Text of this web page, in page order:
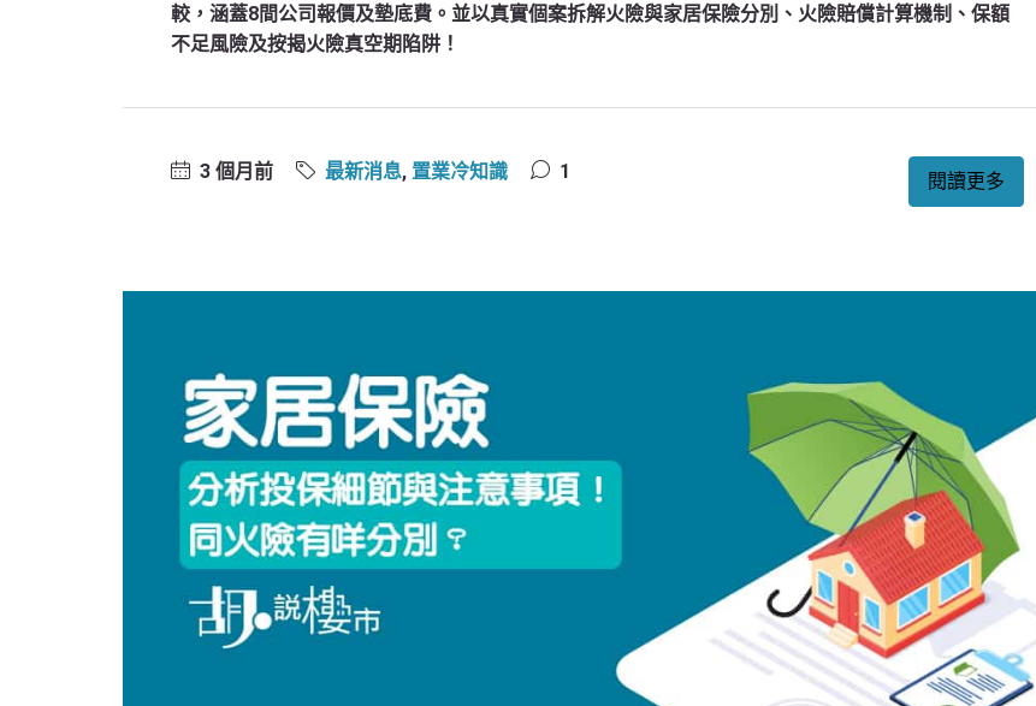
較，涵蓋8間公司報價及墊底費。並以真實個案拆解火險與家居保險分別、火險賠償計算機制、保額
不足風險及按揭火險真空期陷阱！
3 個月前 最新消息, 置業冷知識 1 閱讀更多